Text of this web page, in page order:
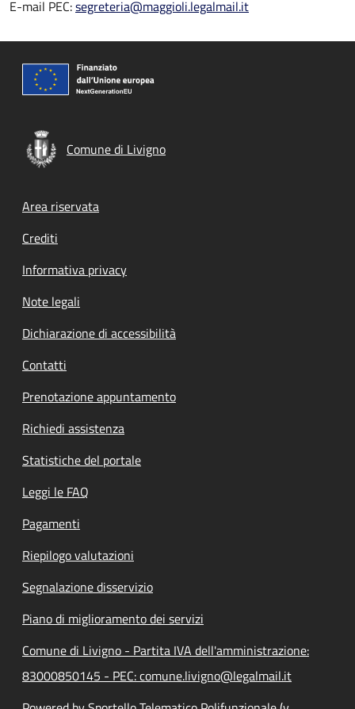
E-mail PEC:segreteria@maggioli.legalmail.it
Comune di Livigno
Footer menu
Area riservata
Crediti
Informativa privacy
Note legali
Dichiarazione di accessibilità
Contatti
Prenotazione appuntamento
Richiedi assistenza
Statistiche del portale
Leggi le FAQ
Pagamenti
Riepilogo valutazioni
Segnalazione disservizio
Piano di miglioramento dei servizi
Comune di Livigno - Partita IVA dell'amministrazione:
83000850145 - PEC: comune.livigno@legalmail.it